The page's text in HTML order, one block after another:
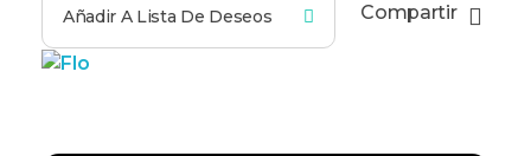
Añadir A Lista De Deseos Compartir